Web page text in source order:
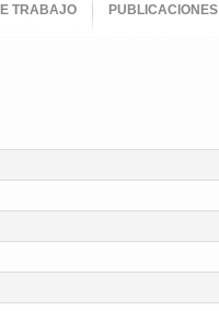
TRABAJO PUBLICACIONES